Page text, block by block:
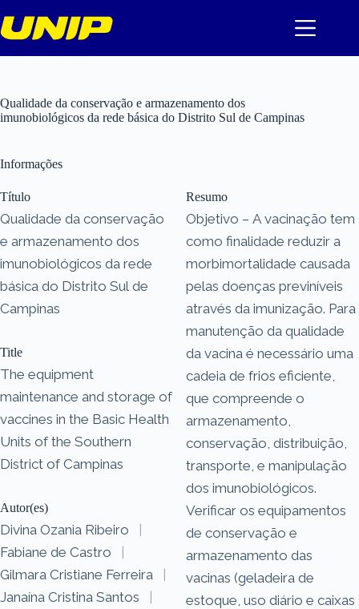
para
o
Qualidade da conservação e armazenamento dos
imunobiológicos da rede básica do Distrito Sul de Campinas
Informações
Título
Qualidade da conservação
e armazenamento dos
imunobiológicos da rede
básica do Distrito Sul de
Campinas
Title
The equipment
maintenance and storage of
vaccines in the Basic Health
Units of the Southern
District of Campinas
Autor(es)
Divina Ozania Ribeiro
|
Fabiane de Castro
|
Gilmara Cristiane Ferreira
|
Janaína Cristina Santos
|
Resumo
Objetivo – A vacinação tem
como finalidade reduzir a
morbimortalidade causada
pelas doenças previníveis
através da imunização. Para
manutenção da qualidade
da vacina é necessário uma
cadeia de frios eficiente,
que compreende o
armazenamento,
conservação, distribuição,
transporte, e manipulação
dos imunobiológicos.
Verificar os equipamentos
de conservação e
armazenamento das
vacinas (geladeira de
estoque, uso diário e caixas